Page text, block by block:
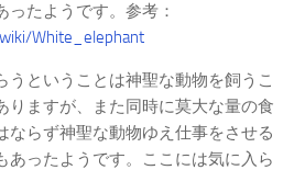
ったようです。参考：
White_elephant
うということは神聖な動物を飼うこ
りますが、また同時に莫大な量の食
ならず神聖な動物ゆえ仕事をさせる
あったようです。ここには気に入ら